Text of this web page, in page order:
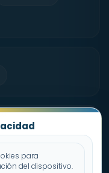
para
del dispositivo.